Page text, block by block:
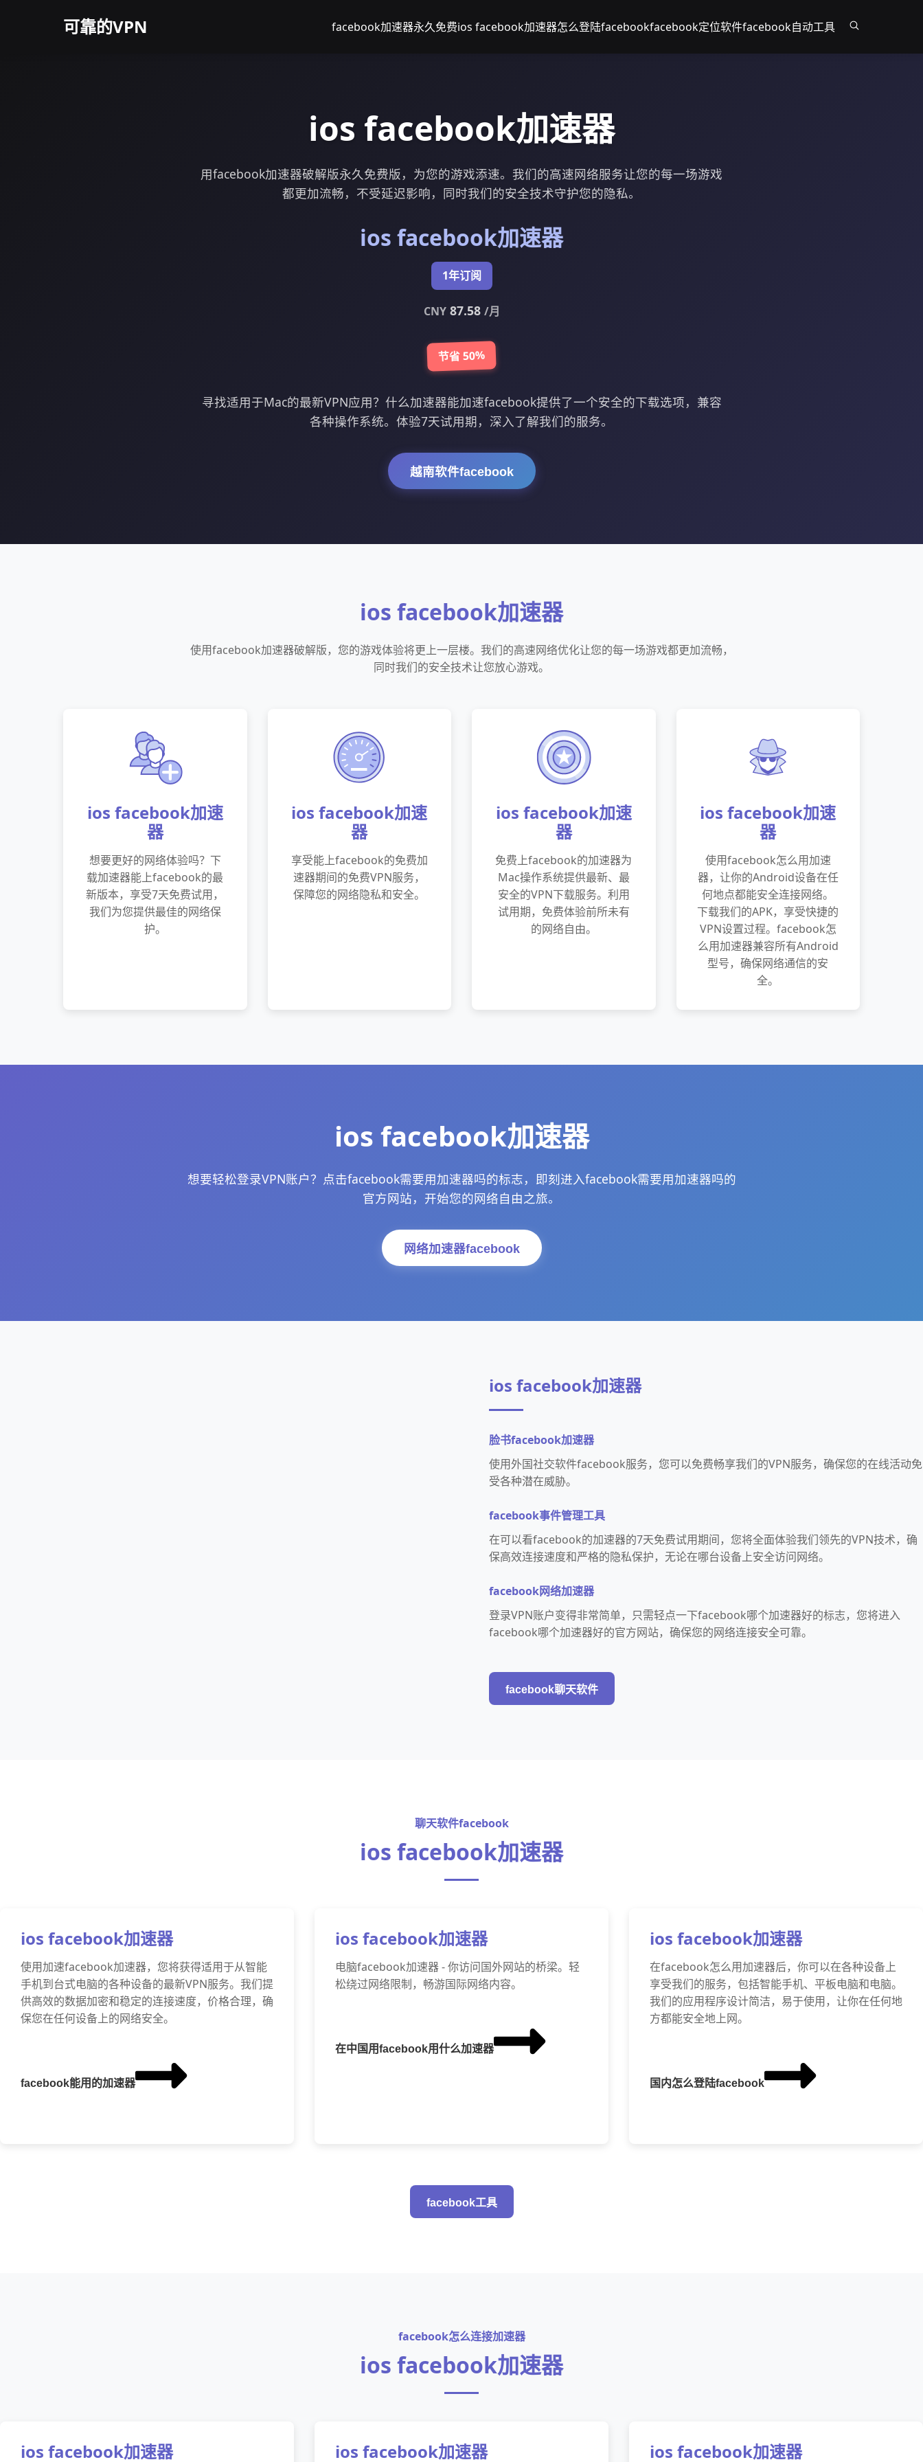
可靠的VPN facebook加速器永久免费ios facebook加速器怎么登陆facebookfacebook定位软件facebook自动工具
ios facebook加速器
用facebook加速器破解版永久免费版，为您的游戏添速。我们的高速网络服务让您的每一场游戏
都更加流畅，不受延迟影响，同时我们的安全技术守护您的隐私。
ios facebook加速器
1年订阅
CNY87.58 /月
节省 50%
寻找适用于Mac的最新VPN应用？什么加速器能加速facebook提供了一个安全的下载选项，兼容
各种操作系统。体验7天试用期，深入了解我们的服务。
越南软件facebook
ios facebook加速器
使用facebook加速器破解版，您的游戏体验将更上一层楼。我们的高速网络优化让您的每一场游戏都更加流畅，
同时我们的安全技术让您放心游戏。
ios facebook加速
器
想要更好的网络体验吗？下
载加速器能上facebook的最
新版本，享受7天免费试用，
我们为您提供最佳的网络保
护。
ios facebook加速
器
享受能上facebook的免费加
速器期间的免费VPN服务，
保障您的网络隐私和安全。
ios facebook加速
器
免费上facebook的加速器为
Mac操作系统提供最新、最
安全的VPN下载服务。利用
试用期，免费体验前所未有
的网络自由。
ios facebook加速
器
使用facebook怎么用加速
器，让你的Android设备在任
何地点都能安全连接网络。
下载我们的APK，享受快捷的
VPN设置过程。facebook怎
么用加速器兼容所有Android
型号，确保网络通信的安
全。
ios facebook加速器
想要轻松登录VPN账户？点击facebook需要用加速器吗的标志，即刻进入facebook需要用加速器吗的
官方网站，开始您的网络自由之旅。
网络加速器facebook
ios facebook加速器
脸书facebook加速器
使用外国社交软件facebook服务，您可以免费畅享我们的VPN服务，确保您的在线活动免
受各种潜在威胁。
facebook事件管理工具
在可以看facebook的加速器的7天免费试用期间，您将全面体验我们领先的VPN技术，确
保高效连接速度和严格的隐私保护，无论在哪台设备上安全访问网络。
facebook网络加速器
登录VPN账户变得非常简单，只需轻点一下facebook哪个加速器好的标志，您将进入
facebook哪个加速器好的官方网站，确保您的网络连接安全可靠。
facebook聊天软件
聊天软件facebook
ios facebook加速器
ios facebook加速器
使用加速facebook加速器，您将获得适用于从智能
手机到台式电脑的各种设备的最新VPN服务。我们提
供高效的数据加密和稳定的连接速度，价格合理，确
保您在任何设备上的网络安全。
facebook能用的加速器
ios facebook加速器
电脑facebook加速器 - 你访问国外网站的桥梁。轻
松绕过网络限制，畅游国际网络内容。
在中国用facebook用什么加速器
ios facebook加速器
在facebook怎么用加速器后，你可以在各种设备上
享受我们的服务，包括智能手机、平板电脑和电脑。
我们的应用程序设计简洁，易于使用，让你在任何地
方都能安全地上网。
国内怎么登陆facebook
facebook工具
facebook怎么连接加速器
ios facebook加速器
ios facebook加速器 ios facebook加速器 ios facebook加速器